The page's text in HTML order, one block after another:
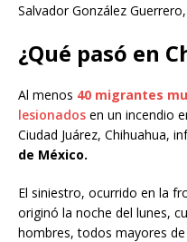
Salvador González
¿Qué pasó en
Al menos 40 migrantes
lesionados en un incendio
Ciudad Juárez, Chihuahua,
de México.
El siniestro, ocurrido en la
originó la noche del lunes,
hombres, todos mayores